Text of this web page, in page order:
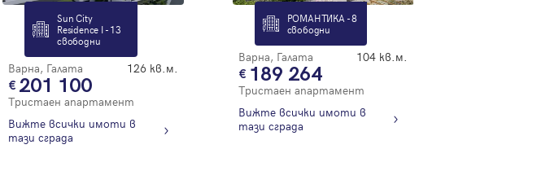
Sun City
Residence I - 13
свободни
Варна, Галата 126 кв.м.
201 100
Тристаен апартамент
Вижте всички имоти в
тази сграда
РОМАНТИКА - 8
свободни
Варна, Галата 104 кв.м.
189 264
Тристаен апартамент
Вижте всички имоти в
тази сграда